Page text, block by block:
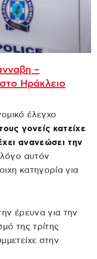
–
Ηράκλειο
έλεγχο
γονείς κατείχε
ανανεώσει την
λόγο αυτόν
κατηγορία για
έρευνα για την
της τρίτης
στην